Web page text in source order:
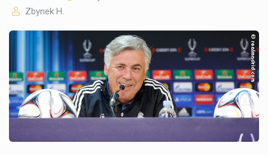
Zbynek H.